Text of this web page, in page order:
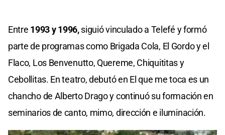
Entre 1993 y 1996,siguió vinculado a Telefé y formó
parte de programas como Brigada Cola, El Gordo y el
Flaco, Los Benvenutto, Quereme, Chiquititas y
Cebollitas. En teatro, debutó en El que me toca es un
chancho de Alberto Drago y continuó su formación en
seminarios de canto, mimo, dirección e iluminación.